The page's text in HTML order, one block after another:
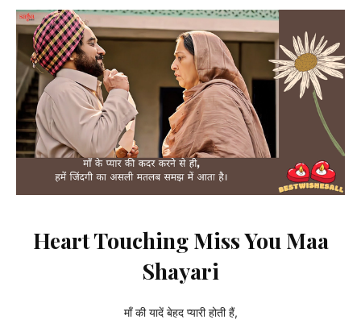
Heart Touching Miss You Maa
Shayari
माँ की यादें बेहद प्यारी होती हैं,